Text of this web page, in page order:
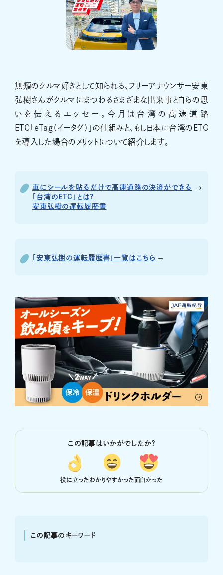
無類のクルマ好きとして知られる、フリーアナウンサー安東
弘樹さんがクルマにまつわるさまざまな出来事と自らの思
いを伝えるエッセー。今月は台湾の高速道路
ETC「eTag（イータグ）」の仕組みと、もし日本に台湾のETC
を導入した場合のメリットについて紹介します。
車にシールを貼るだけで高速道路の決済ができる
「台湾のETC」とは?
安東弘樹の運転履歴書
「安東弘樹の運転履歴書」一覧はこちら
この記事はいかがでしたか？
役に立ったわかりやすかった面白かった
この記事のキーワード